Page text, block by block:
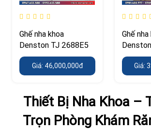
Ghế nha khoa
Denston TJ 2688E5
Giá: 46,000,000đ
Ghế nha
Giá:
Thiết Bị Nha Khoa –
Trọn Phòng Khám